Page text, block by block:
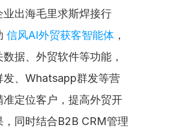
业出海毛里求斯焊接行
信风AI外贸获客智能体 ，
据、外贸软件等功能，
发、Whatsapp群发等营
准定位客户，提高外贸开
，同时结合B2B CRM管理